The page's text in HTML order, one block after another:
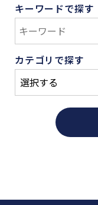
キーワードで探す
カテゴリで探す